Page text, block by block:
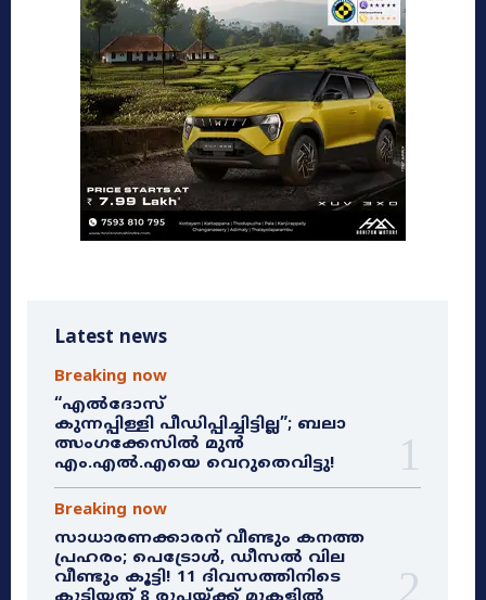
Latest news
Breaking now
“എൽദോസ്
കുന്നപ്പിള്ളി പീഡിപ്പിച്ചിട്ടില്ല”; ബലാ
ത്സംഗക്കേസിൽ മുൻ
എം.എൽ.എയെ വെറുതെവിട്ടു!
Breaking now
സാധാരണക്കാരന് വീണ്ടും കനത്ത
പ്രഹരം; പെട്രോൾ, ഡീസൽ വില
വീണ്ടും കൂട്ടി! 11 ദിവസത്തിനിടെ